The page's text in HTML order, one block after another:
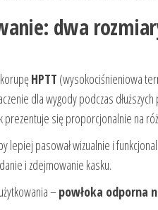
dwa
HPTT (wysokociśnieniowa
dla wygody podczas
prezentuje się proporcjonalnie na
lepiej pasował wizualnie i
i zdejmowanie kasku.
–powłoka odporna